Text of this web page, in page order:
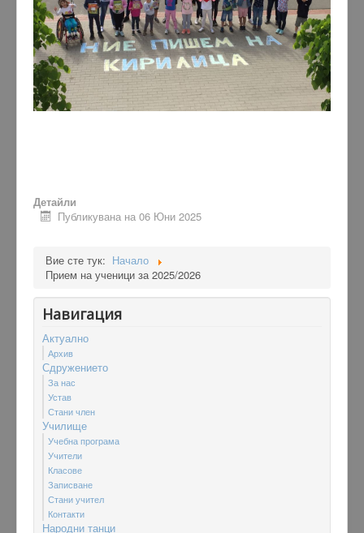
Детайли
Публикувана на 06 Юни 2025
Вие сте тук: Начало
Прием на ученици за 2025/2026
Навигация
Актуално
Архив
Сдружението
За нас
Устав
Стани член
Училище
Учебна програма
Учители
Класове
Записване
Стани учител
Контакти
Народни танци